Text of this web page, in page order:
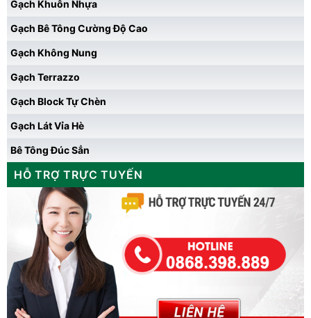
Gạch Khuôn Nhựa
Gạch Bê Tông Cường Độ Cao
Gạch Không Nung
Gạch Terrazzo
Gạch Block Tự Chèn
Gạch Lát Vỉa Hè
Bê Tông Đúc Sẳn
HỖ TRỢ TRỰC TUYẾN